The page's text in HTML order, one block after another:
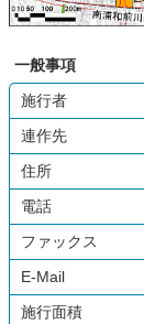
一般事項
施行者
連作先
住所
電話
ファックス
E-Mail
施行面積